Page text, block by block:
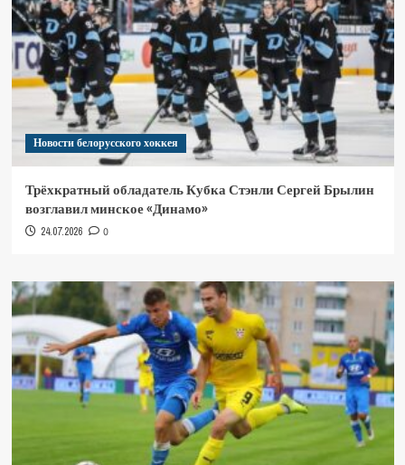
Новости белорусского хоккея
Трёхкратный обладатель Кубка Стэнли Сергей Брылин
возглавил минское «Динамо»
24.07.2026 0